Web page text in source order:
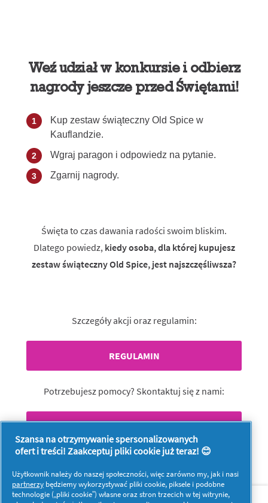
Weź udział w konkursie i odbierz
nagrody jeszcze przed Świętami!
Kup zestaw świąteczny Old Spice w
Kauflandzie.
Wgraj paragon i odpowiedz na pytanie.
Zgarnij nagrody.
Święta to czas dawania radości swoim bliskim.
Dlatego powiedz, kiedy osoba, dla której kupujesz
zestaw świąteczny Old Spice, jest najszczęśliwsza?
Szczegóły akcji oraz regulamin:
REGULAMIN
Potrzebujesz pomocy? Skontaktuj się z nami:
O nas Kontakt
Szansa na otrzymywanie spersonalizowanych
ofert i treści! Zaakceptuj pliki cookie już teraz! 😊
Użytkownik należy do naszej społeczności, więc zarówno my, jak i nasi
partnerzy będziemy wykorzystywać pliki cookie, piksele i podobne
technologie („pliki cookie”) własne oraz stron trzecich w tej witrynie,